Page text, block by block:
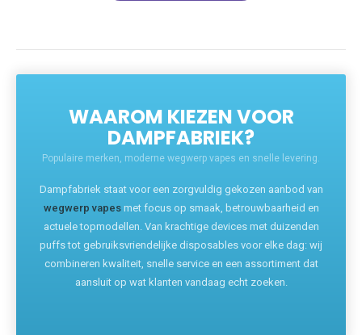
WAAROM KIEZEN VOOR
DAMPFABRIEK?
Populaire merken, moderne wegwerp vapes en snelle levering.
Dampfabriek staat voor een zorgvuldig gekozen aanbod van
wegwerp vapesmet focus op smaak, betrouwbaarheid en
actuele topmodellen. Van krachtige devices met duizenden
puffs tot gebruiksvriendelijke disposables voor elke dag: wij
combineren kwaliteit, snelle service en een assortiment dat
aansluit op wat klanten vandaag echt zoeken.